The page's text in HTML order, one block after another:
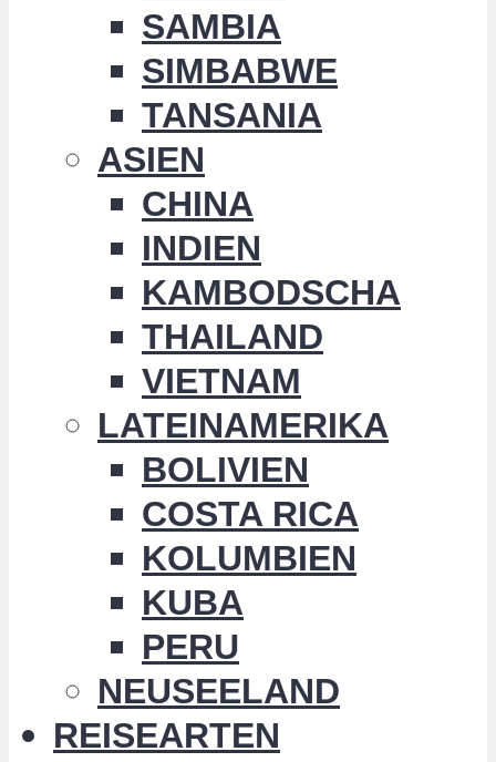
SAMBIA
SIMBABWE
TANSANIA
ASIEN
CHINA
INDIEN
KAMBODSCHA
THAILAND
VIETNAM
LATEINAMERIKA
BOLIVIEN
COSTA RICA
KOLUMBIEN
KUBA
PERU
NEUSEELAND
REISEARTEN